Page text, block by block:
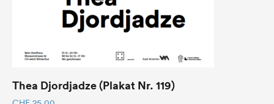
Thea Djordjadze (Plakat Nr. 119)